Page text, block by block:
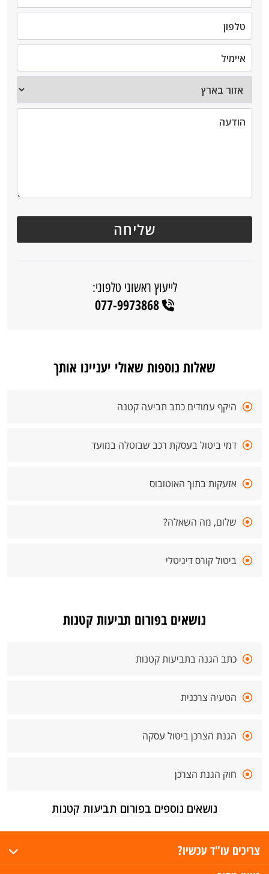
לייעוץ ראשוני טלפוני:
077-9973868
שאלות נוספות שאולי יעניינו אותך
היקף עמודים כתב תביעה קטנה
דמי ביטול בעסקת רכב שבוטלה במועד
אזעקות בתוך האוטובוס
שלום, מה השאלה?
ביטול קורס דיגיטלי
נושאים בפורום תביעות קטנות
כתב הגנה בתביעות קטנות
הטעיה צרכנית
הגנת הצרכן ביטול עסקה
חוק הגנת הצרכן
נושאים נוספים בפורום תביעות קטנות
צריכים עו"ד עכשיו?